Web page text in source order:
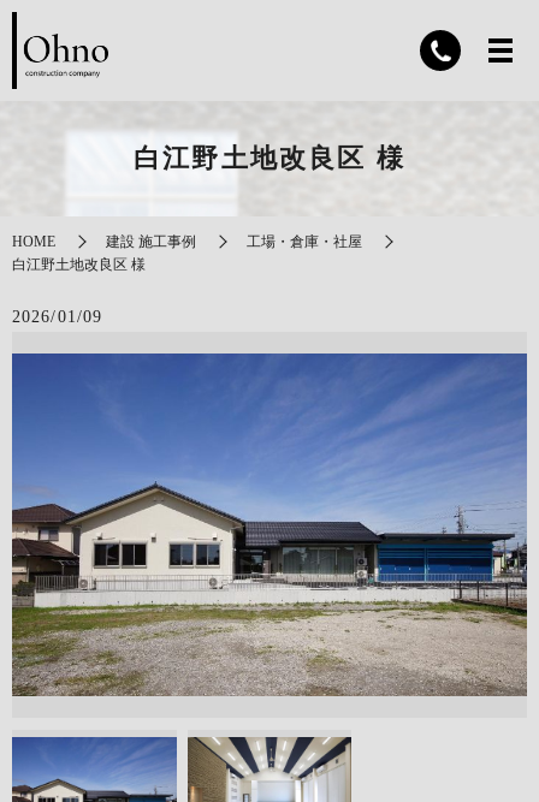
白江野土地改良区 様
HOME 建設 施工事例
工場・倉庫・社屋
白江野土地改良区 様
2026/01/09